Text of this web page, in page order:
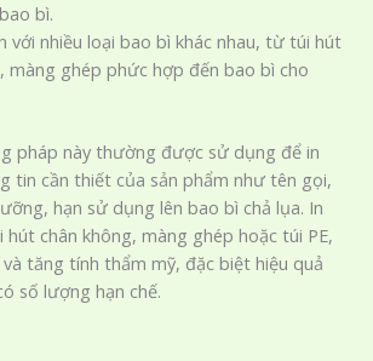
bì.
với nhiều loại bao bì khác nhau, từ túi hút
màng ghép phức hợp đến bao bì cho
pháp này thường được sử dụng để in
tin cần thiết của sản phẩm như tên gọi,
hạn sử dụng lên bao bì chả lụa. In
chân không, màng ghép hoặc túi PE,
tăng tính thẩm mỹ, đặc biệt hiệu quả
số lượng hạn chế.